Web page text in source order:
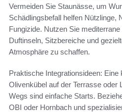
Vermeiden Sie Staunässe, um
Schädlingsbefall helfen Nützlinge,
Fungizide. Nutzen Sie
Duftinseln, Sitzbereiche und
Atmosphäre zu schaffen.
Praktische Integrationsideen: Eine
Olivenkübel auf der Terrasse oder
Wegs sind einfache Starts.
OBI oder Hornbach und